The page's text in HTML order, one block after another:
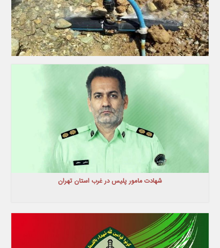
شهادت مامور پلیس در غرب استان تهران